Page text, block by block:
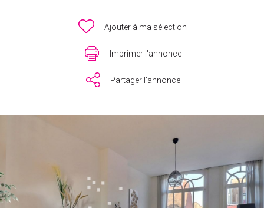
Ajouter à ma sélection
Imprimer l'annonce
Partager l'annonce